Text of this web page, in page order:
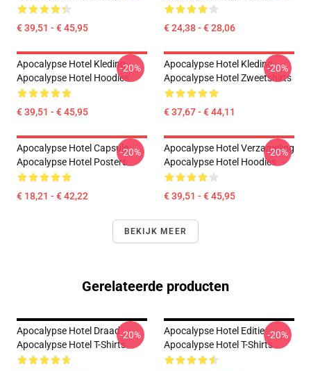
€ 39,51 - € 45,95 € 24,38 - € 28,06
Apocalypse Hotel Kleding
Apocalypse Hotel Hoodies
€ 39,51 - € 45,95
-20%
Apocalypse Hotel Kleding
Apocalypse Hotel Zweetshirts
€ 37,67 - € 44,11
-20%
Apocalypse Hotel Capsule
Apocalypse Hotel Posters
€ 18,21 - € 42,22
-20%
Apocalypse Hotel Verzameling
Apocalypse Hotel Hoodies
€ 39,51 - € 45,95
-20%
BEKIJK MEER
Gerelateerde producten
Apocalypse Hotel Draad
Apocalypse Hotel T-Shirts
-20%
Apocalypse Hotel Editie
Apocalypse Hotel T-Shirts
-20%